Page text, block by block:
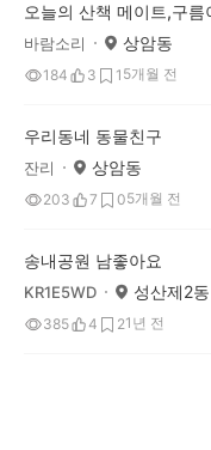
오늘의 산책 메이트,구름
바람소리 상암동
184 3 1 5개월 전
우리동네 동물친구
잔리 상암동
203 7 05개월 전
송내공원 남좋아요
KR1E5WD 성산제2동
385 4 21년 전